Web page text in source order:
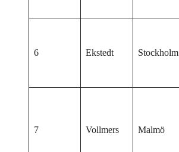
6 Ekstedt Stockholm
7 Vollmers Malmö